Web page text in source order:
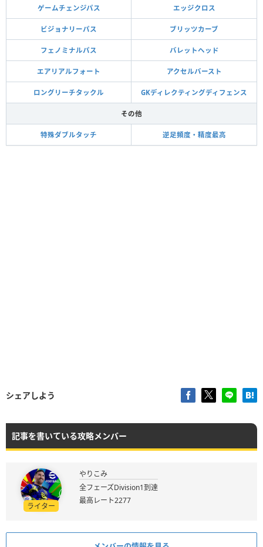
ゲームチェンジパス エッジクロス
ビジョナリーパス ブリッツカーブ
フェノミナルパス バレットヘッド
エアリアルフォート アクセルバースト
ロングリーチタックル GKディレクティングディフェンス
その他
特殊ダブルタッチ 逆足頻度・精度最高
シェアしよう
記事を書いている攻略メンバー
ライター
やりこみ
全フェーズDivision1到達
最高レート2277